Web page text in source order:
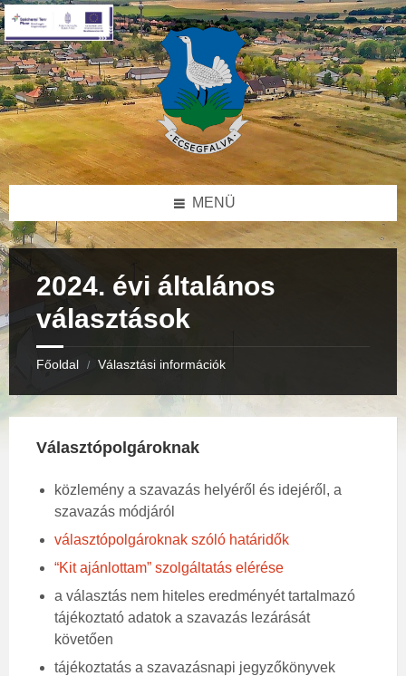
Skip
to
content
Skip
to
right
sidebar
Skip
to
footer
MENÜ
2024. évi általános
választások
Főoldal / Választási információk
Választópolgároknak
közlemény a szavazás helyéről és idejéről, a
szavazás módjáról
választópolgároknak szóló határidők
“Kit ajánlottam” szolgáltatás elérése
a választás nem hiteles eredményét tartalmazó
tájékoztató adatok a szavazás lezárását
követően
tájékoztatás a szavazásnapi jegyzőkönyvek